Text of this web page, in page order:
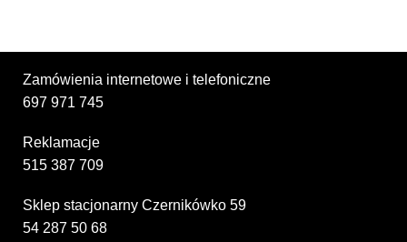
Zamówienia internetowe i telefoniczne
697 971 745
Reklamacje
515 387 709
Sklep stacjonarny Czernikówko 59
54 287 50 68